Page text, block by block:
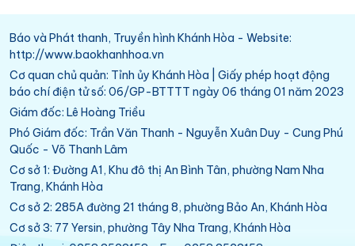
Báo và Phát thanh, Truyền hình Khánh Hòa - Website:
http://www.baokhanhhoa.vn
Cơ quan chủ quản: Tỉnh ủy Khánh Hòa | Giấy phép hoạt động
báo chí điện tử số: 06/GP-BTTTT ngày 06 tháng 01 năm 2023
Giám đốc: Lê Hoàng Triều
Phó Giám đốc: Trần Văn Thanh - Nguyễn Xuân Duy - Cung Phú
Quốc - Võ Thanh Lâm
Cơ sở 1: Đường A1, Khu đô thị An Bình Tân, phường Nam Nha
Trang, Khánh Hòa
Cơ sở 2: 285A đường 21 tháng 8, phường Bảo An, Khánh Hòa
Cơ sở 3: 77 Yersin, phường Tây Nha Trang, Khánh Hòa